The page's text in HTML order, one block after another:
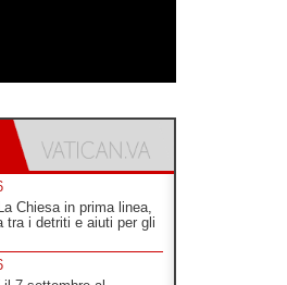
Chiesa in prima linea,
tra i detriti e aiuti per gli